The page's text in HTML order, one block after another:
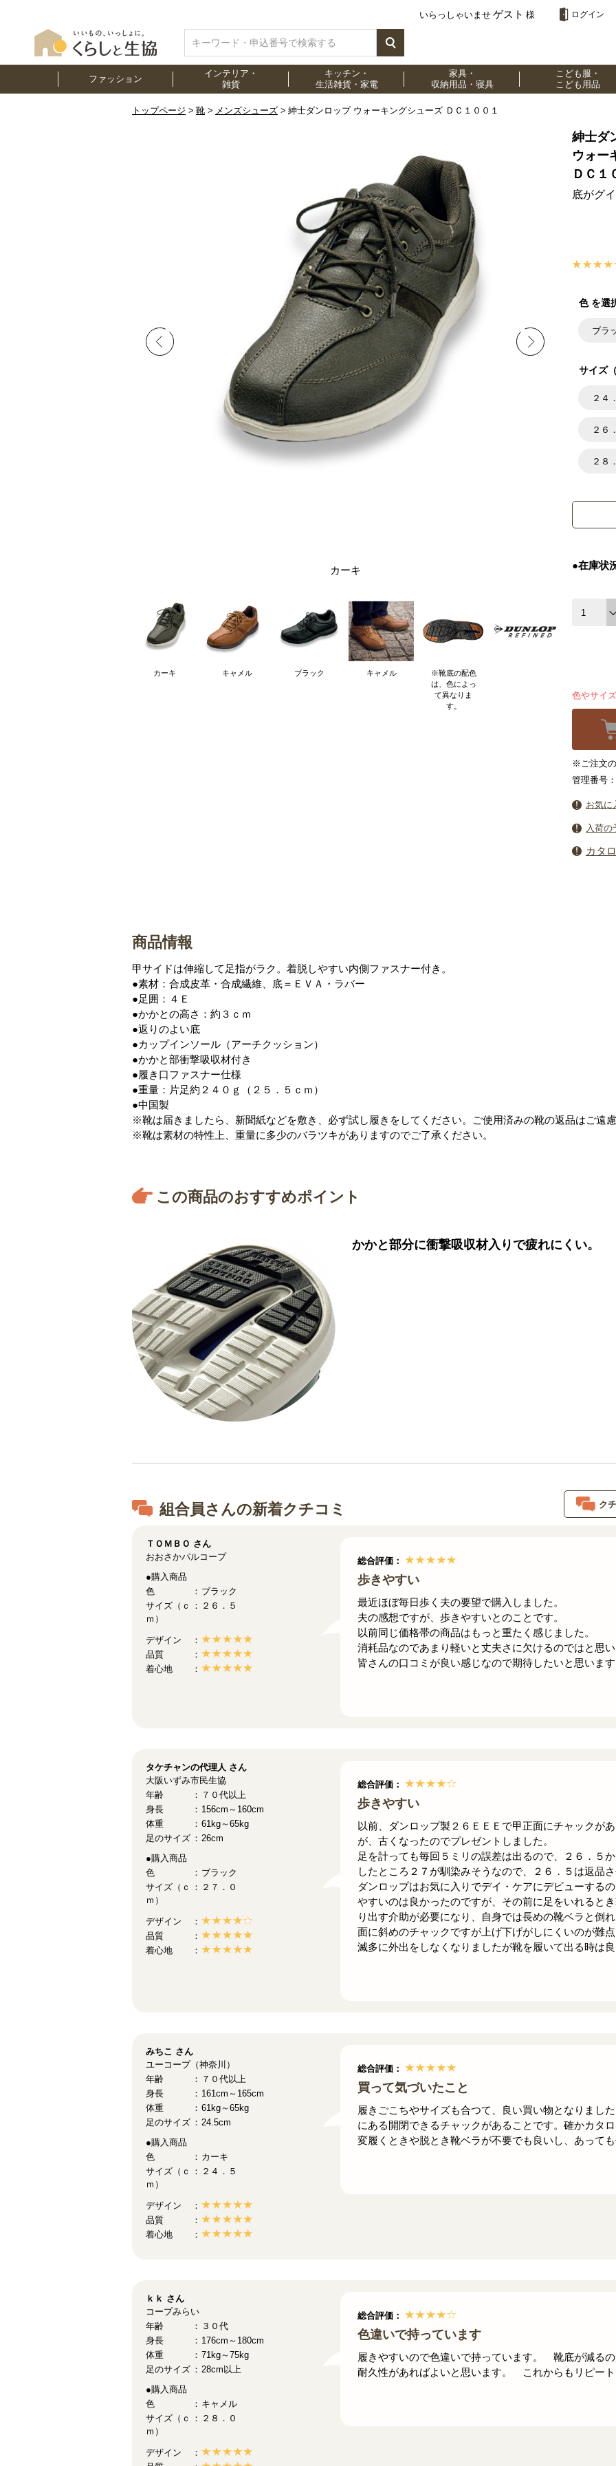
いらっしゃいませ ゲスト 様 ログイン
ファッション
インテリア・
雑貨
キッチン・
生活雑貨・家電
家具・
収納用品・寝具
こども服・
こども用品
トップページ 靴 メンズシューズ 紳士ダンロップ ウォーキングシューズ ＤＣ１００１
カーキ
カーキ キャメル ブラック キャメル
※靴底の配色
は、色によっ
て異なりま
す。
紳士ダ
ウォー
ＤＣ１
底がグ
色 を選
ブラ
サイズ
２４
２６
２８
●在庫状
色やサイ
※ご注文
管理番号
お気に
入荷の
カタ
商品情報
甲サイドは伸縮して足指がラク。着脱しやすい内側ファスナー付き。
●素材：合成皮革・合成繊維、底＝ＥＶＡ・ラバー
●足囲：４Ｅ
●かかとの高さ：約３ｃｍ
●返りのよい底
●カップインソール（アーチクッション）
●かかと部衝撃吸収材付き
●履き口ファスナー仕様
●重量：片足約２４０ｇ（２５．５ｃｍ）
●中国製
※靴は届きましたら、新聞紙などを敷き、必ず試し履きをしてください。ご使用済みの靴の返品はご遠慮
※靴は素材の特性上、重量に多少のバラツキがありますのでご了承ください。
この商品のおすすめポイント
かかと部分に衝撃吸収材入りで疲れにくい。
組合員さんの新着クチコミ ク
総合評価：
歩きやすい
最近ほぼ毎日歩く夫の要望で購入しました。
夫の感想ですが、歩きやすいとのことです。
以前同じ価格帯の商品はもっと重たく感じました。
消耗品なのであまり軽いと丈夫さに欠けるのではと思い
皆さんの口コミが良い感じなので期待したいと思います
ＴＯＭＢＯ さん
おおさかパルコープ
●購入商品
色
ブラック
サイズ（ｃ
ｍ）
２６．５
デザイン
品質
着心地
総合評価：
歩きやすい
以前、ダンロップ製２６ＥＥＥで甲正面にチャックが
が、古くなったのでプレゼントしました。
足を計っても毎回５ミリの誤差は出るので、２６．５
したところ２７が馴染みそうなので、２６．５は返品さ
ダンロップはお気に入りでデイ・ケアにデビューする
やすいのは良かったのですが、その前に足をいれると
り出す介助が必要になり、自身では長めの靴ベラと倒
面に斜めのチャックですが上げ下げがしにくいのが難点
滅多に外出をしなくなりましたが靴を履いて出る時は
タケチャンの代理人 さん
大阪いずみ市民生協
年齢
７０代以上
身長
156cm～160cm
体重
61kg～65kg
足のサイズ
26cm
●購入商品
色
ブラック
サイズ（ｃ
ｍ）
２７．０
デザイン
品質
着心地
総合評価：
買って気づいたこと
履きごこちやサイズも合つて、良い買い物となりまし
にある開閉できるチャックがあることです。確かカタ
変履くときや脱とき靴ベラが不要でも良いし、あって
みちこ さん
ユーコープ（神奈川）
年齢
７０代以上
身長
161cm～165cm
体重
61kg～65kg
足のサイズ
24.5cm
●購入商品
色
カーキ
サイズ（ｃ
ｍ）
２４．５
デザイン
品質
着心地
総合評価：
色違いで持っています
履きやすいので色違いで持っています。 靴底が減る
耐久性があればよいと思います。 これからもリピート
ｋｋ さん
コープみらい
年齢
３０代
身長
176cm～180cm
体重
71kg～75kg
足のサイズ
28cm以上
●購入商品
色
キャメル
サイズ（ｃ
ｍ）
２８．０
デザイン